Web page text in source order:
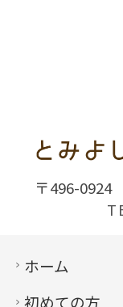
〒496-0924
ホーム
初めての方